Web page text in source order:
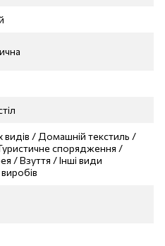
видів / Домашній текстиль /
спорядження /
/ Взуття / Інші види